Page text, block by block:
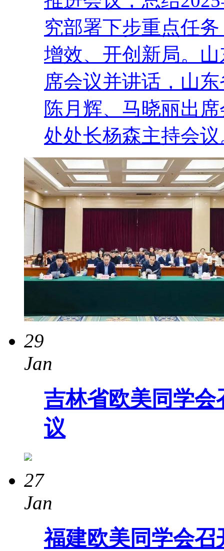
究部署下步重点任
增效、开创新局。
席会议并讲话，山
陈月辉、马晓丽出
处处长杨森主持会议
29
Jan
吉林省欧美同学
议
27
Jan
福建欧美同学会